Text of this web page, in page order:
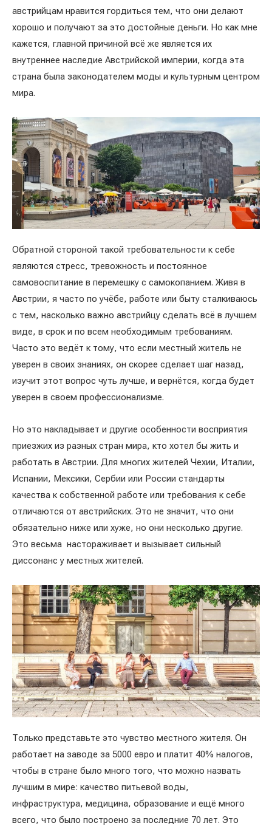
австрийцам нравится гордиться тем, что они делают
хорошо и получают за это достойные деньги. Но как мне
кажется, главной причиной всё же является их
внутреннее наследие Австрийской империи, когда эта
страна была законодателем моды и культурным центром
мира.
Обратной стороной такой требовательности к себе
являются стресс, тревожность и постоянное
самовоспитание в перемешку с самокопанием. Живя в
Австрии, я часто по учёбе, работе или быту сталкиваюсь
с тем, насколько важно австрийцу сделать всё в лучшем
виде, в срок и по всем необходимым требованиям.
Часто это ведёт к тому, что если местный житель не
уверен в своих знаниях, он скорее сделает шаг назад,
изучит этот вопрос чуть лучше, и вернётся, когда будет
уверен в своем профессионализме.
Но это накладывает и другие особенности восприятия
приезжих из разных стран мира, кто хотел бы жить и
работать в Австрии. Для многих жителей Чехии, Италии,
Испании, Мексики, Сербии или России стандарты
качества к собственной работе или требования к себе
отличаются от австрийских. Это не значит, что они
обязательно ниже или хуже, но они несколько другие.
Это весьма настораживает и вызывает сильный
диссонанс у местных жителей.
Только представьте это чувство местного жителя. Он
работает на заводе за 5000 евро и платит 40% налогов,
чтобы в стране было много того, что можно назвать
лучшим в мире: качество питьевой воды,
инфраструктура, медицина, образование и ещё много
всего, что было построено за последние 70 лет. Это